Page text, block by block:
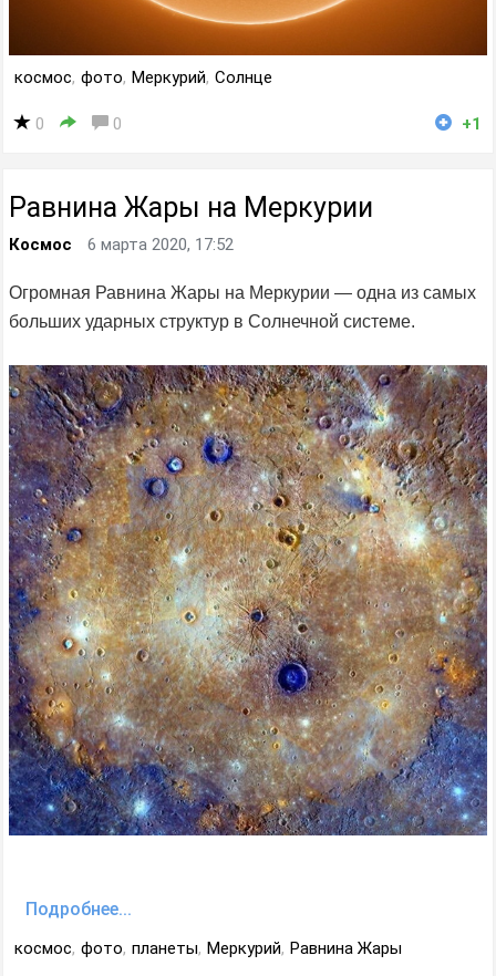
космос, фото, Меркурий, Солнце
0 0 +1
Равнина Жары на Меркурии
Космос 6 марта 2020, 17:52
Огромная Равнина Жары на Меркурии — одна из самых
больших ударных структур в Солнечной системе.
Подробнее...
космос, фото, планеты, Меркурий, Равнина Жары